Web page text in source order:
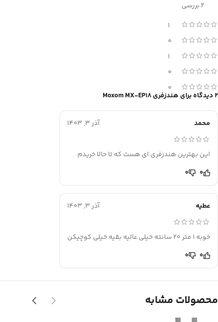
2 بررسی
1
0
1
0
0
2 دیدگاه برای هندزفری Moxom MX-EP18
محمد آذر 3, 1403
این بهترین هندزفری ای هست که تا حالا خریدم
0
0
عطیه آذر 3, 1403
خوبه 1 متر 20 سانته خیلی عالیه بقیه خیلی کوچیکن
0
0
محصولات مشابه